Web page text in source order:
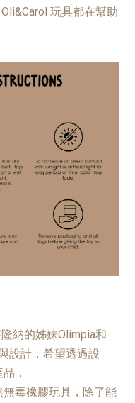
Oli&Carol 玩具都在幫助
納的姊妹Olimpia和
設計，希望透過設
，
毒橡膠玩具，除了能